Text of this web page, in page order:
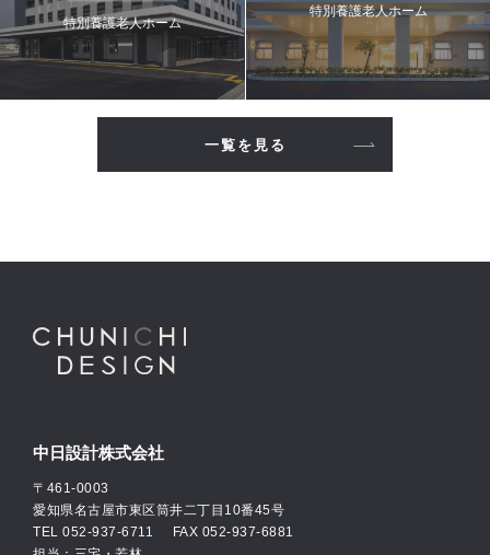
特別養護老人ホーム
特別養護老人ホーム
一覧を見る
中日設計株式会社
〒461-0003
愛知県名古屋市東区筒井二丁目10番45号
TEL 052-937-6711 FAX 052-937-6881